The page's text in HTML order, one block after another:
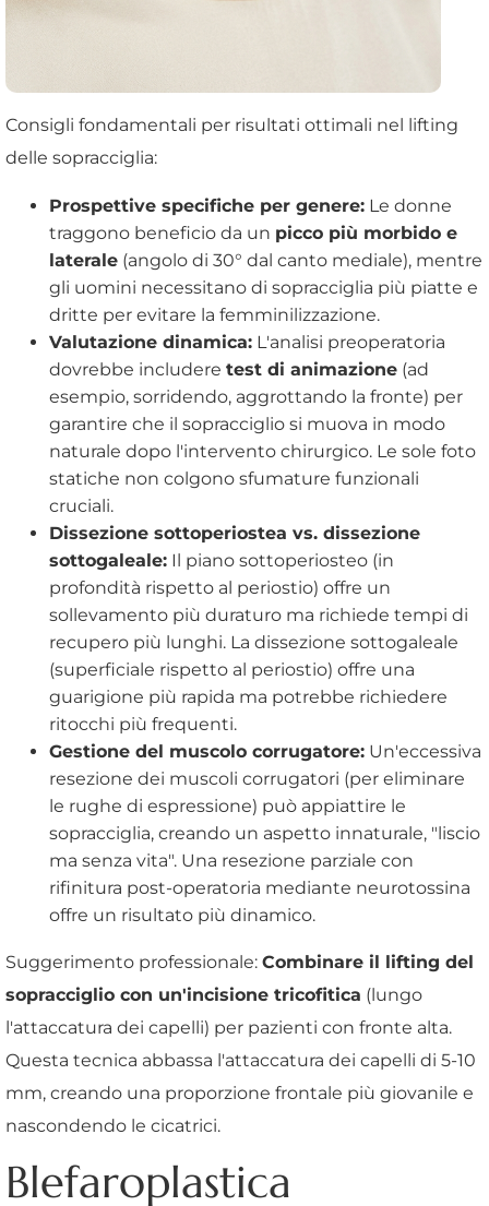
Consigli fondamentali per risultati ottimali nel lifting
delle sopracciglia:
Prospettive specifiche per genere: Le donne
traggono beneficio da un picco più morbido e
laterale (angolo di 30° dal canto mediale), mentre
gli uomini necessitano di sopracciglia più piatte e
dritte per evitare la femminilizzazione.
Valutazione dinamica: L'analisi preoperatoria
dovrebbe includere test di animazione (ad
esempio, sorridendo, aggrottando la fronte) per
garantire che il sopracciglio si muova in modo
naturale dopo l'intervento chirurgico. Le sole foto
statiche non colgono sfumature funzionali
cruciali.
Dissezione sottoperiostea vs. dissezione
sottogaleale: Il piano sottoperiosteo (in
profondità rispetto al periostio) offre un
sollevamento più duraturo ma richiede tempi di
recupero più lunghi. La dissezione sottogaleale
(superficiale rispetto al periostio) offre una
guarigione più rapida ma potrebbe richiedere
ritocchi più frequenti.
Gestione del muscolo corrugatore: Un'eccessiva
resezione dei muscoli corrugatori (per eliminare
le rughe di espressione) può appiattire le
sopracciglia, creando un aspetto innaturale, "liscio
ma senza vita". Una resezione parziale con
rifinitura post-operatoria mediante neurotossina
offre un risultato più dinamico.
Suggerimento professionale: Combinare il lifting del
sopracciglio con un'incisione tricofitica (lungo
l'attaccatura dei capelli) per pazienti con fronte alta.
Questa tecnica abbassa l'attaccatura dei capelli di 5-10
mm, creando una proporzione frontale più giovanile e
nascondendo le cicatrici.
Blefaroplastica